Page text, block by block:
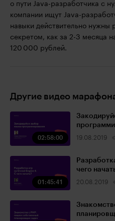
о пути Java-разработчика с
компании ищут Java-
навыки действительно нужны
секретом, как за 2-3 месяца
120 000 рублей.
Другие видео
02:58:00 19.08.2019
01:45:41
чего
20.08.2019